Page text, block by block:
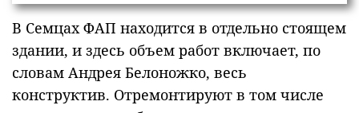
В Семцах ФАП находится в отдельно стоящем
здании, и здесь объем работ включает, по
словам Андрея Белоножко, весь
конструктив. Отремонтируют в том числе